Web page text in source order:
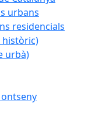
urbans
residencials
històric)
urbà)